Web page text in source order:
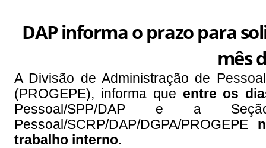
DAP informa o prazo para
mês
A Divisão de Administração de
(PROGEPE), informa que entre os
Pessoal/SPP/DAP e a
Pessoal/SCRP/DAP/DGPA/PROGEPE
trabalho interno.